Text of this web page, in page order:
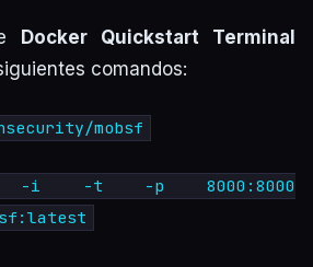
Docker Quickstart Terminal
comandos:
mobsf
-i -t -p 8000:8000